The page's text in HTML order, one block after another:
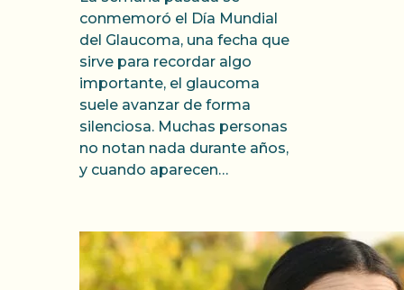
conmemoró el Día Mundial
del Glaucoma, una fecha que
sirve para recordar algo
importante, el glaucoma
suele avanzar de forma
silenciosa. Muchas personas
no notan nada durante años,
y cuando aparecen…